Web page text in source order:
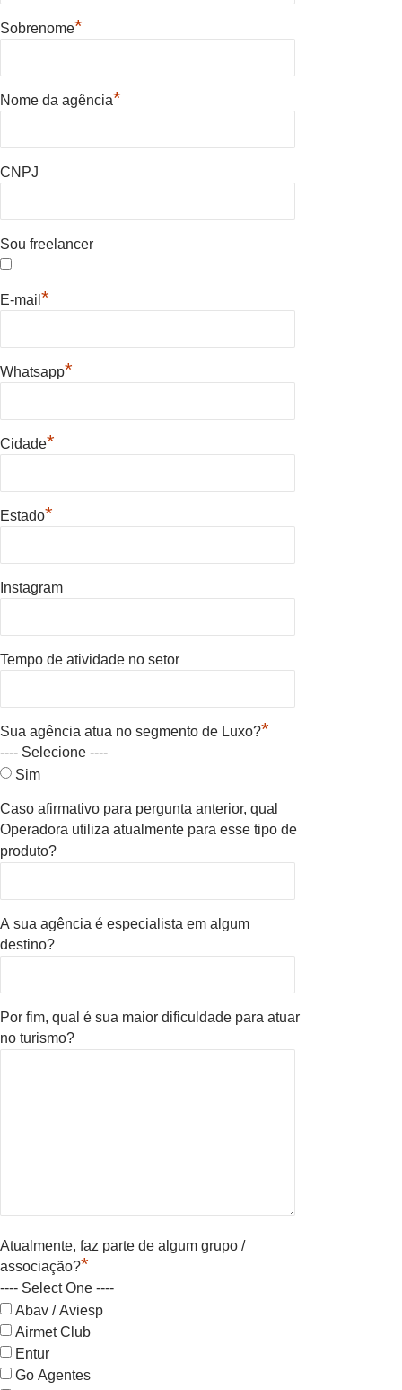
Sobrenome*
Nome da agência*
CNPJ
Sou freelancer
E-mail *
Whatsapp*
Cidade*
Estado*
Instagram
Tempo de atividade no setor
Sua agência atua no segmento de Luxo?*
---- Selecione ----
Sim
Caso afirmativo para pergunta anterior, qual
Operadora utiliza atualmente para esse tipo de
produto?
A sua agência é especialista em algum
destino?
Por fim, qual é sua maior dificuldade para atuar
no turismo?
Atualmente, faz parte de algum grupo /
associação?*
---- Select One ----
Abav / Aviesp
Airmet Club
Entur
Go Agentes